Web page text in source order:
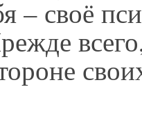
– своё